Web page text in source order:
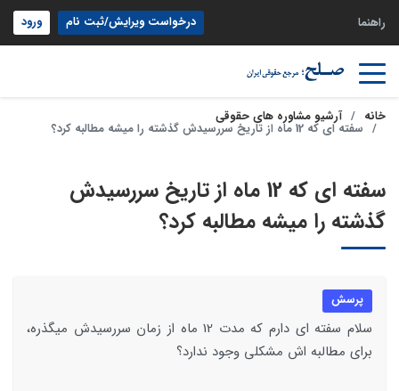
راهنما درخواست ویرایش/ثبت نام ورود
خانه آرشیو مشاوره های حقوقی
سفته ای که 12 ماه از تاریخ سررسیدش گذشته را میشه مطالبه کرد؟
سفته ای که 12 ماه از تاریخ سررسیدش
گذشته را میشه مطالبه کرد؟
پرسش
سلام سفته ای دارم که مدت 12 ماه از زمان سررسیدش میگذره،
برای مطالبه اش مشکلی وجود ندارد؟